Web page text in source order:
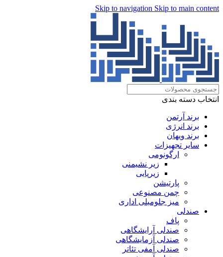
Skip to navigation Skip to main content
انتخاب دسته بندی
برند آرتمن
برند انرژی
برند ویهان
سایر تجهیزات
ارگونومی
زیر نشیمنی
زیرپایی
پارتیشن
چمن مصنوعی
میز جلومبلی اداری
صندلی
پاف
صندلی آرایشگاهی
صندلی آزمایشگاهی
صندلی آمفی تئاتر